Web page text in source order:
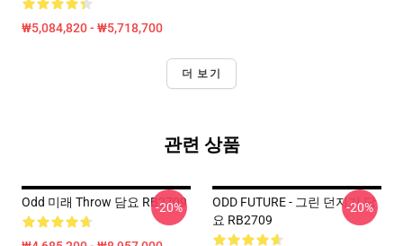
₩5,084,820 - ₩5,718,700
더 보기
관련 상품
Odd 미래 Throw 담요 RB2709
-20%
ODD FUTURE - 그린 던지기 담
요 RB2709
-20%